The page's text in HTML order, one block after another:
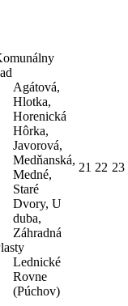
Agátová,
Hlotka,
Horenická
Hôrka,
Javorová,
Medňanská,
Medné,
Staré
Dvory, U
duba,
Záhradná
Lednické
Rovne
(Púchov)
21 22 23